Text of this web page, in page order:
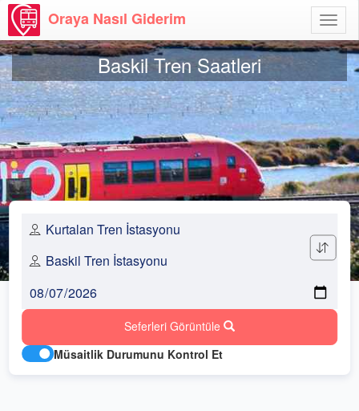
Aç
Oraya Nasıl Giderim
Baskil Tren Saatleri
Seferleri Görüntüle
Müsaitlik Durumunu Kontrol Et